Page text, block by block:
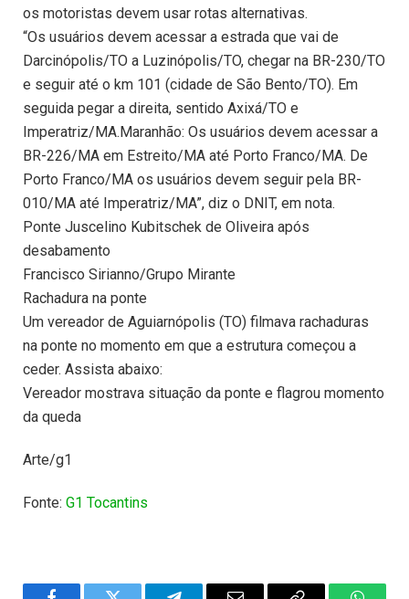
os motoristas devem usar rotas alternativas.
“Os usuários devem acessar a estrada que vai de
Darcinópolis/TO a Luzinópolis/TO, chegar na BR-230/TO
e seguir até o km 101 (cidade de São Bento/TO). Em
seguida pegar a direita, sentido Axixá/TO e
Imperatriz/MA.Maranhão: Os usuários devem acessar a
BR-226/MA em Estreito/MA até Porto Franco/MA. De
Porto Franco/MA os usuários devem seguir pela BR-
010/MA até Imperatriz/MA”, diz o DNIT, em nota.
Ponte Juscelino Kubitschek de Oliveira após
desabamento
Francisco Sirianno/Grupo Mirante
Rachadura na ponte
Um vereador de Aguiarnópolis (TO) filmava rachaduras
na ponte no momento em que a estrutura começou a
ceder. Assista abaixo:
Vereador mostrava situação da ponte e flagrou momento
da queda
Arte/g1
Fonte: G1 Tocantins